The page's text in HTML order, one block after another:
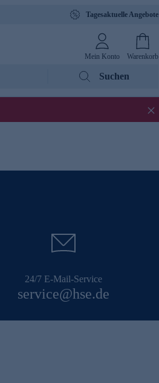
Tagesaktuelle Angebote
Mein Konto Warenkorb
Suchen
24/7 E-Mail-Service
service@hse.de